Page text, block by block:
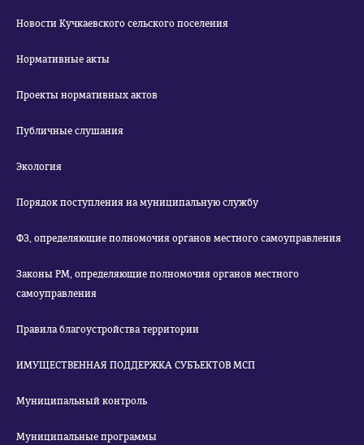
Новости Кучкаевского сельского поселения
Нормативные акты
Проекты нормативных актов
Публичные слушания
Экология
Порядок поступления на муниципальную службу
ФЗ, определяющие полномочия органов местного самоуправления
Законы РМ, определяющие полномочия органов местного
самоуправления
Правила благоустройства территории
ИМУЩЕСТВЕННАЯ ПОДДЕРЖКА СУБЪЕКТОВ МСП
Муниципальный контроль
Муниципальные программы